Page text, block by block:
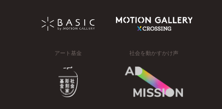
アート基金 社会を動かすかけ声